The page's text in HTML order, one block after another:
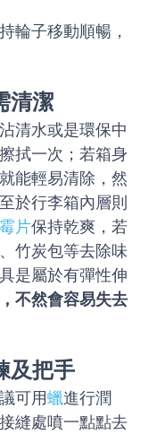
輪子移動順暢，
清潔
清水或是環保中
拭一次；若箱身
能輕易清除，然
於行李箱內層則
片保持乾爽，若
竹炭包等去除味
是屬於有彈性伸
不然會容易失去
及把手
可用蠟進行潤
縫處噴一點點去